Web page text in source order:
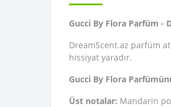
Gucci By Flora Parfüm -
DreamScent.az parfüm
hissiyat yaradır.
Gucci By Flora
Üst notalar: Mandarin